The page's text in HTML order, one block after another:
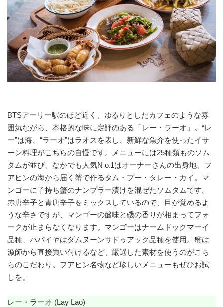
BTSアーリー駅のほど近く、ゆるりとしたカフェのような雰
囲気ながら、本格的な味に定評のある「レー・ラーオ」。“レ
ー”は海、“ラーオ”はラオスを表し、新鮮な魚介を使ったイサ
ーン料理がこちらの自慢です。メニューには25種類ものソム
タムが並び、なかでも人気N o.1はオーナーさんの出身地、フ
アヒンの海から届く蟹で作るタム・プー・タレー・カイ。マ
ンゴーに子持ち蟹のナンプラー漬けを混ぜたソムタムです。
赤唐辛子と青唐辛子をミックスしているので、目が覚めるよ
うな辛さですが、マンゴーの酸味と磯の香りが相まってフォ
ークが止まらなくなります。マンゴーはナームドックマーイ
品種、パパイヤはダムヌーンサドゥアック品種を使用。蟹は
漁師から直接買い付けるなど、厳選した素材を使うのがこち
らのこだわり。フアヒン名物など珍しいメニューもぜひお試
しを。
レー・ラーオ (Lay Lao)